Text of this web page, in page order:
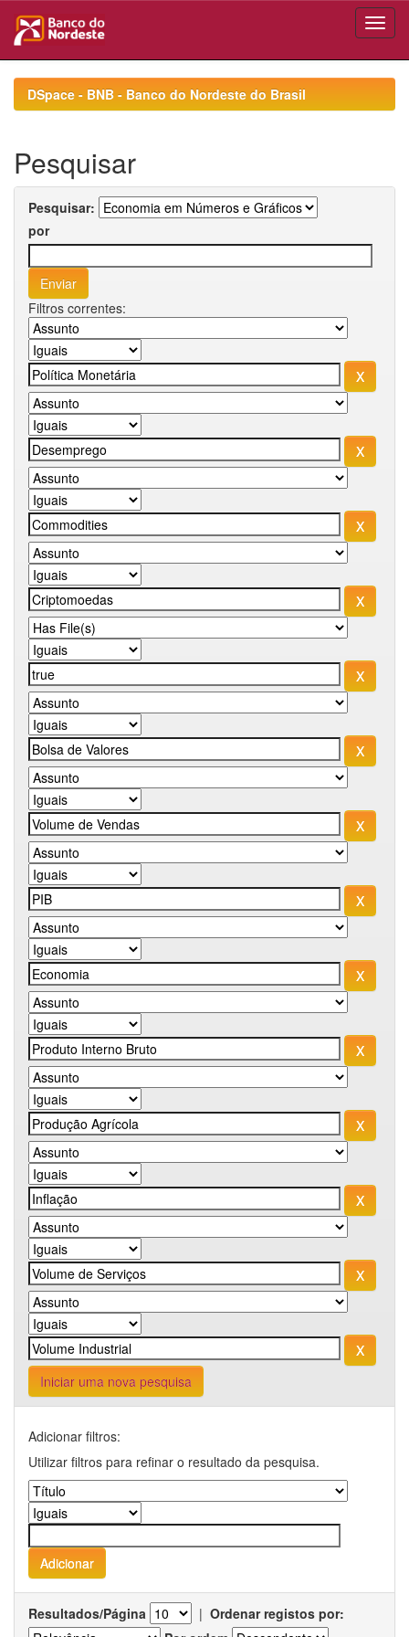
navigationDSpace - BNB - Banco do Nordeste do Brasil
Pesquisar
Pesquisar:
por
Filtros correntes:
Iniciar uma nova pesquisa
Adicionar filtros:
Utilizar filtros para refinar o resultado da pesquisa.
Resultados/Página | Ordenar registos por: